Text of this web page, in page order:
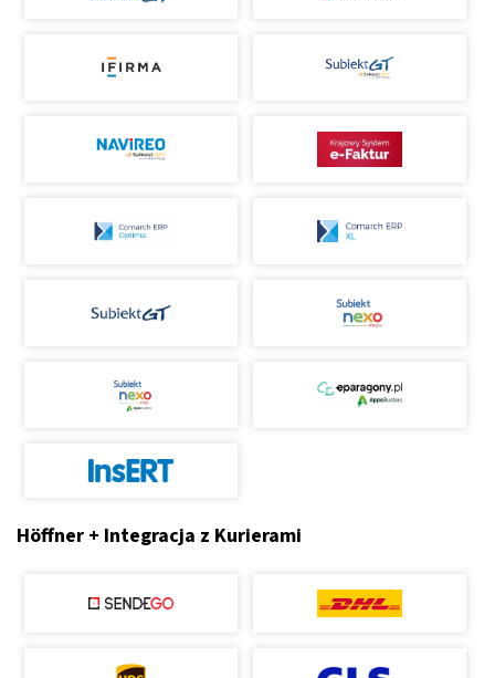
Höffner + Integracja z Kurierami